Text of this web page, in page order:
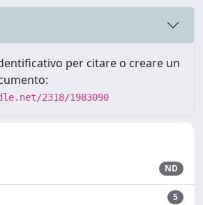
per citare o creare un
2318/1983090
ND
5